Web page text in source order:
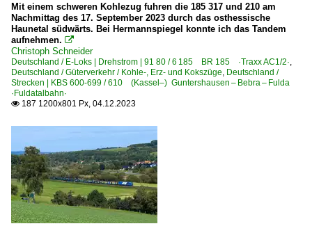
Mit einem schweren Kohlezug fuhren die 185 317 und 210 am
Nachmittag des 17. September 2023 durch das osthessische
Haunetal südwärts. Bei Hermannspiegel konnte ich das Tandem
aufnehmen. 
Christoph Schneider
Deutschland / E-Loks | Drehstrom | 91 80 / 6 185 BR 185 ·Traxx AC1/2·,
Deutschland / Güterverkehr / Kohle-, Erz- und Kokszüge, Deutschland /
Strecken | KBS 600-699 / 610 (Kassel–) Guntershausen – Bebra – Fulda
·Fuldatalbahn·
 187 1200x801 Px, 04.12.2023